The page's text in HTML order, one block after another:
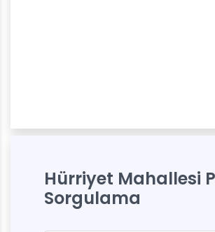
Hürriyet Mahallesi
Sorgulama